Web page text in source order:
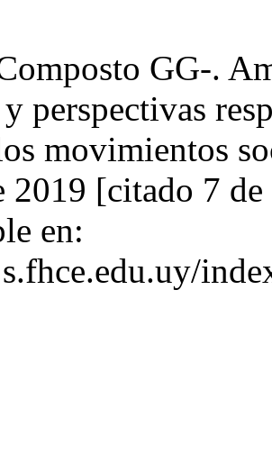
GG-.
y perspectivas
movimientos
2019 [citado 7
en: